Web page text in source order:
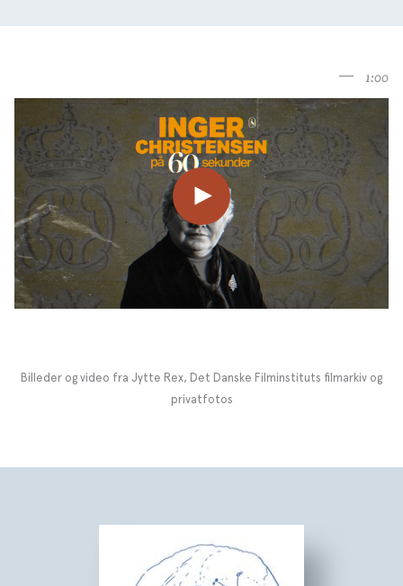
1:00
Billeder og video fra Jytte Rex, Det Danske Filminstituts filmarkiv og
privatfotos